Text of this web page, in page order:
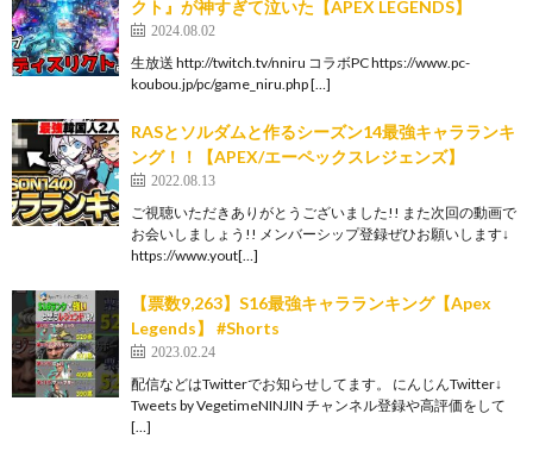
クト』が神すぎて泣いた【APEX LEGENDS】
2024.08.02
生放送 http://twitch.tv/nniru コラボPC https://www.pc-
koubou.jp/pc/game_niru.php […]
RASとソルダムと作るシーズン14最強キャラランキ
ング！！【APEX/エーペックスレジェンズ】
2022.08.13
ご視聴いただきありがとうございました!! また次回の動画で
お会いしましょう!! メンバーシップ登録ぜひお願いします↓
https://www.yout[…]
【票数9,263】S16最強キャラランキング【Apex
Legends】 #Shorts
2023.02.24
配信などはTwitterでお知らせしてます。 にんじんTwitter↓
Tweets by VegetimeNINJIN チャンネル登録や高評価をして
[…]